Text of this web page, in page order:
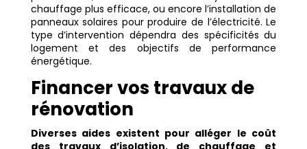
chauffage plus efficace, ou encore l’installation de
panneaux solaires pour produire de l’électricité. Le
type d’intervention dépendra des spécificités du
logement et des objectifs de performance
énergétique.
Financer vos travaux de
rénovation
Diverses aides existent pour alléger le coût